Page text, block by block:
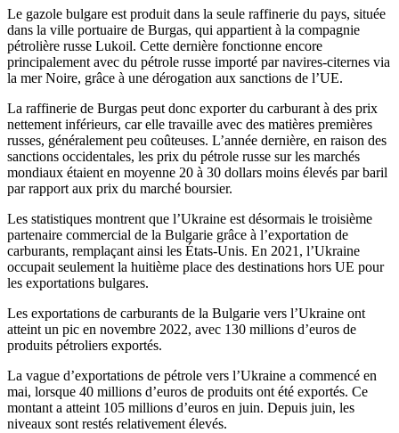
Le gazole bulgare est produit dans la seule raffinerie du pays, située
dans la ville portuaire de Burgas, qui appartient à la compagnie
pétrolière russe Lukoil. Cette dernière fonctionne encore
principalement avec du pétrole russe importé par navires-citernes via
la mer Noire, grâce à une dérogation aux sanctions de l’UE.
La raffinerie de Burgas peut donc exporter du carburant à des prix
nettement inférieurs, car elle travaille avec des matières premières
russes, généralement peu coûteuses. L’année dernière, en raison des
sanctions occidentales, les prix du pétrole russe sur les marchés
mondiaux étaient en moyenne 20 à 30 dollars moins élevés par baril
par rapport aux prix du marché boursier.
Les statistiques montrent que l’Ukraine est désormais le troisième
partenaire commercial de la Bulgarie grâce à l’exportation de
carburants, remplaçant ainsi les États-Unis. En 2021, l’Ukraine
occupait seulement la huitième place des destinations hors UE pour
les exportations bulgares.
Les exportations de carburants de la Bulgarie vers l’Ukraine ont
atteint un pic en novembre 2022, avec 130 millions d’euros de
produits pétroliers exportés.
La vague d’exportations de pétrole vers l’Ukraine a commencé en
mai, lorsque 40 millions d’euros de produits ont été exportés. Ce
montant a atteint 105 millions d’euros en juin. Depuis juin, les
niveaux sont restés relativement élevés.